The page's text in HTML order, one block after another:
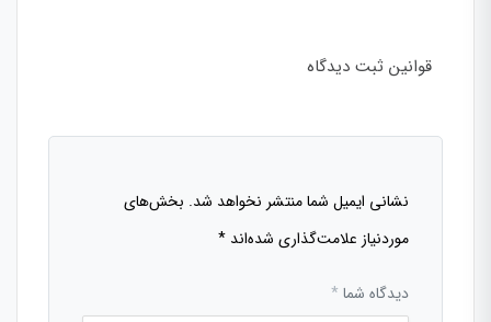
قوانین ثبت دیدگاه
نشانی ایمیل شما منتشر نخواهد شد. بخش‌های
موردنیاز علامت‌گذاری شده‌اند *
دیدگاه شما *